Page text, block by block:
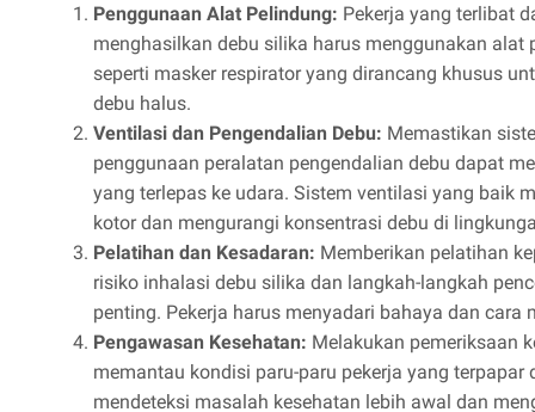
Penggunaan Alat Pelindung: Pekerja yang terlibat
menghasilkan debu silika harus menggunakan alat
seperti masker respirator yang dirancang khusus
debu halus.
Ventilasi dan Pengendalian Debu: Memastikan
penggunaan peralatan pengendalian debu dapat
yang terlepas ke udara. Sistem ventilasi yang baik
kotor dan mengurangi konsentrasi debu di
Pelatihan dan Kesadaran: Memberikan pelatihan
risiko inhalasi debu silika dan langkah-langkah
penting. Pekerja harus menyadari bahaya dan cara
Pengawasan Kesehatan: Melakukan pemeriksaan
memantau kondisi paru-paru pekerja yang
mendeteksi masalah kesehatan lebih awal dan